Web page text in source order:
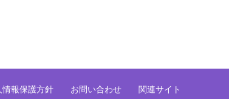
情報保護方針 お問い合わせ 関連サイト